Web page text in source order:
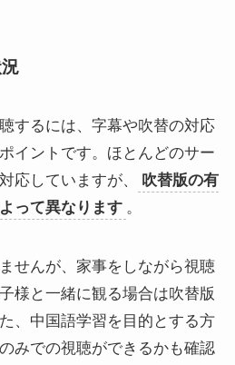
するには、字幕や吹替の対応
イントです。ほとんどのサー
応していますが、
吹替版の有
って異なります 。
せんが、家事をしながら視聴
様と一緒に観る場合は吹替版
、中国語学習を目的とする方
みでの視聴ができるかも確認